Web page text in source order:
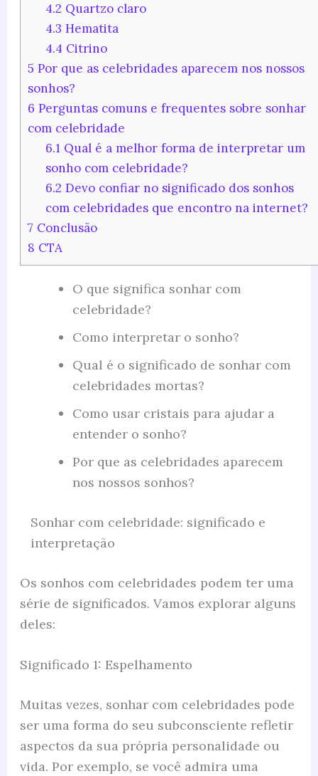
4.2 Quartzo claro
4.3 Hematita
4.4 Citrino
5 Por que as celebridades aparecem nos nossos
sonhos?
6 Perguntas comuns e frequentes sobre sonhar
com celebridade
6.1 Qual é a melhor forma de interpretar um
sonho com celebridade?
6.2 Devo confiar no significado dos sonhos
com celebridades que encontro na internet?
7 Conclusão
8 CTA
O que significa sonhar com
celebridade?
Como interpretar o sonho?
Qual é o significado de sonhar com
celebridades mortas?
Como usar cristais para ajudar a
entender o sonho?
Por que as celebridades aparecem
nos nossos sonhos?
Sonhar com celebridade: significado e
interpretação
Os sonhos com celebridades podem ter uma
série de significados. Vamos explorar alguns
deles:
Significado 1: Espelhamento
Muitas vezes, sonhar com celebridades pode
ser uma forma do seu subconsciente refletir
aspectos da sua própria personalidade ou
vida. Por exemplo, se você admira uma